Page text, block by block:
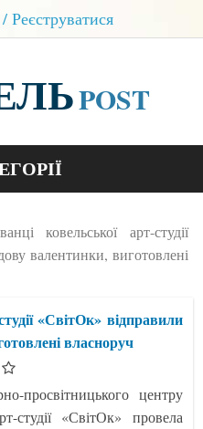
Реєструватися
POST
ковельської арт-студії
валентинки, виготовлені
«СвітОк» відправили
власноруч
просвітницького центру
студії «СвітОк» провела